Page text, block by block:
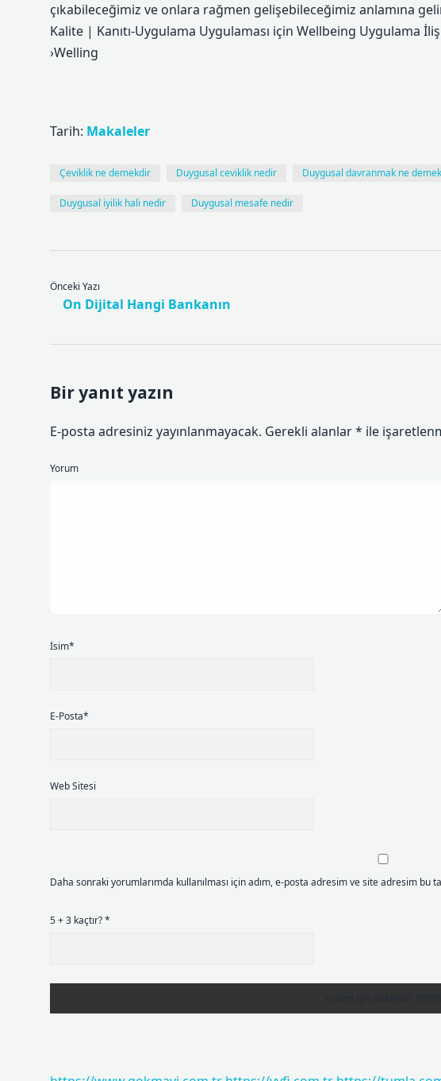
çıkabileceğimiz ve onlara rağmen gelişebileceğimiz anlamına
Kalite | Kanıtı-Uygulama Uygulaması için Wellbeing Uygulama
›Welling
Tarih: Makaleler
Çeviklik ne demekdir Duygusal ceviklik nedir Duygusal davranmak ne demek
Duygusal iyilik hali nedir Duygusal mesafe nedir
Önceki Yazı
On Dijital Hangi Bankanın
Bir yanıt yazın
E-posta adresiniz yayınlanmayacak. Gerekli alanlar* ile
Yorum
İsim*
E-Posta*
Web Sitesi
Daha sonraki yorumlarımda kullanılması için adım, e-posta adresim ve site adresim bu
5 + 3 kaçtır?*